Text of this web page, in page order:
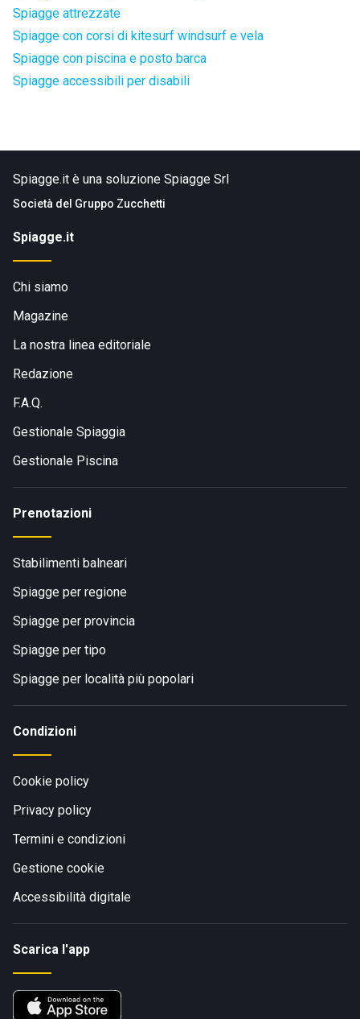
Spiagge attrezzate
Spiagge con corsi di kitesurf windsurf e vela
Spiagge con piscina e posto barca
Spiagge accessibili per disabili
Spiagge.it è una soluzione Spiagge Srl
Società del Gruppo Zucchetti
Spiagge.it
Chi siamo
Magazine
La nostra linea editoriale
Redazione
F.A.Q.
Gestionale Spiaggia
Gestionale Piscina
Prenotazioni
Stabilimenti balneari
Spiagge per regione
Spiagge per provincia
Spiagge per tipo
Spiagge per località più popolari
Condizioni
Cookie policy
Privacy policy
Termini e condizioni
Gestione cookie
Accessibilità digitale
Scarica l'app